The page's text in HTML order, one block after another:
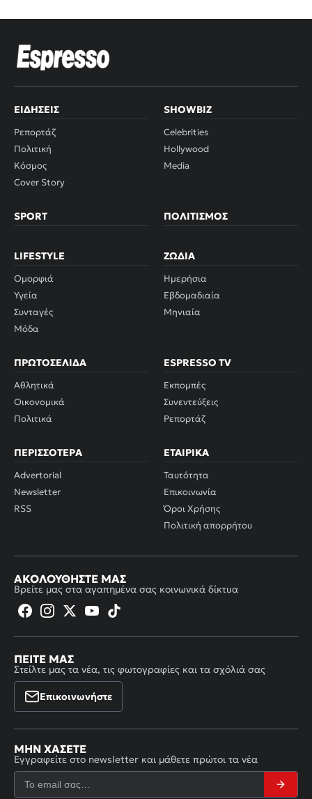
ΕΙΔΉΣΕΙΣ
Ρεπορτάζ
Πολιτική
Κόσμος
Cover Story
SHOWBIZ
Celebrities
Hollywood
Media
SPORT ΠΟΛΙΤΙΣΜΌΣ
LIFESTYLE
Ομορφιά
Υγεία
Συνταγές
Μόδα
ΖΏΔΙΑ
Ημερήσια
Εβδομαδιαία
Μηνιαία
ΠΡΩΤΟΣΈΛΙΔΑ
Αθλητικά
Οικονομικά
Πολιτικά
ESPRESSO TV
Εκπομπές
Συνεντεύξεις
Ρεπορτάζ
ΠΕΡΙΣΣΌΤΕΡΑ
Advertorial
Newsletter
RSS
ΕΤΑΙΡΙΚΆ
Ταυτότητα
Επικοινωνία
Όροι Χρήσης
Πολιτική απορρήτου
ΑΚΟΛΟΥΘΉΣΤΕ ΜΑΣ
Βρείτε μας στα αγαπημένα σας κοινωνικά δίκτυα
ΠΕΊΤΕ ΜΑΣ
Στείλτε μας τα νέα, τις φωτογραφίες και τα σχόλιά σας
Επικοινωνήστε
ΜΗΝ ΧΆΣΕΤΕ
Εγγραφείτε στο newsletter και μάθετε πρώτοι τα νέα